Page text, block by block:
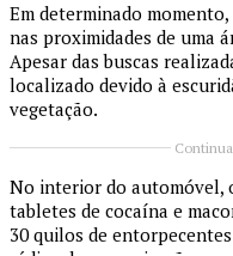
Em determinado
nas proximidades de uma
Apesar das buscas
localizado devido à
vegetação.
No interior do automóvel,
tabletes de cocaína e
30 quilos de